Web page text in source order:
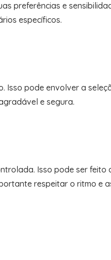
preferências e
específicos.
pode envolver a
e segura.
Isso pode ser
respeitar o ritmo e